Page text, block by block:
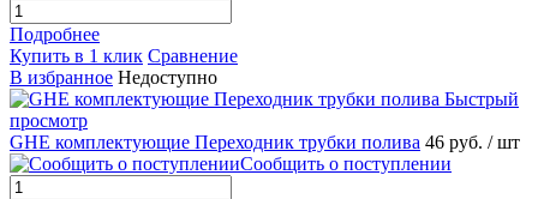
Подробнее
Купить в 1 клик Сравнение
В избранное Недоступно
Быстрый
просмотр
GHE комплектующие Переходник трубки полива 46 руб. / шт
Сообщить о поступлении